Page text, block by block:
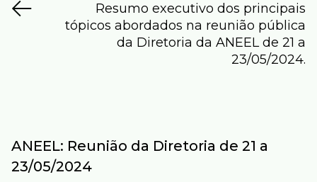
Resumo executivo dos principais
tópicos abordados na reunião pública
da Diretoria da ANEEL de 21 a
23/05/2024.
ANEEL: Reunião da Diretoria de 21 a